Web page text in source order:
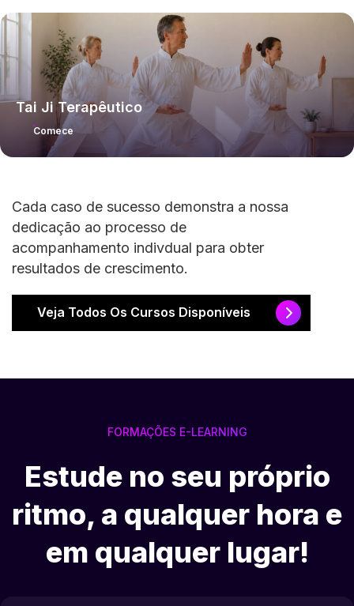
Tai Ji Terapêutico
Comece
Cada caso de sucesso demonstra a nossa
dedicação ao processo de
acompanhamento indivdual para obter
resultados de crescimento.
Veja Todos Os Cursos Disponíveis
FORMAÇÕES E-LEARNING
Estude no seu próprio
ritmo, a qualquer hora e
em qualquer lugar!